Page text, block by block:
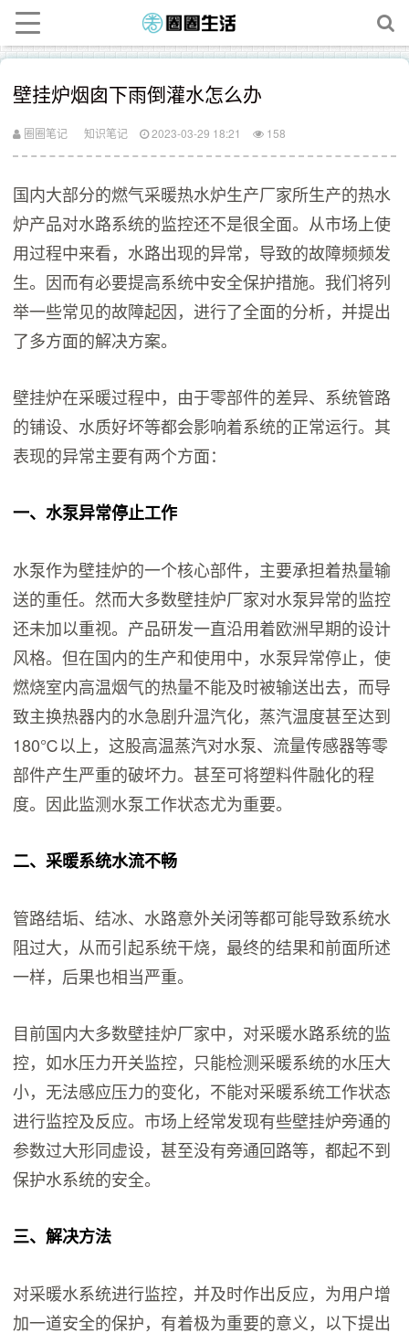
壁挂炉烟囱下雨倒灌水怎么办
圈圈笔记 知识笔记 2023-03-29 18:21 158
国内大部分的燃气采暖热水炉生产厂家所生产的热水
炉产品对水路系统的监控还不是很全面。从市场上使
用过程中来看，水路出现的异常，导致的故障频频发
生。因而有必要提高系统中安全保护措施。我们将列
举一些常见的故障起因，进行了全面的分析，并提出
了多方面的解决方案。
壁挂炉在采暖过程中，由于零部件的差异、系统管路
的铺设、水质好坏等都会影响着系统的正常运行。其
表现的异常主要有两个方面：
一、水泵异常停止工作
水泵作为壁挂炉的一个核心部件，主要承担着热量输
送的重任。然而大多数壁挂炉厂家对水泵异常的监控
还未加以重视。产品研发一直沿用着欧洲早期的设计
风格。但在国内的生产和使用中，水泵异常停止，使
燃烧室内高温烟气的热量不能及时被输送出去，而导
致主换热器内的水急剧升温汽化，蒸汽温度甚至达到
180℃以上，这股高温蒸汽对水泵、流量传感器等零
部件产生严重的破坏力。甚至可将塑料件融化的程
度。因此监测水泵工作状态尤为重要。
二、采暖系统水流不畅
管路结垢、结冰、水路意外关闭等都可能导致系统水
阻过大，从而引起系统干烧，最终的结果和前面所述
一样，后果也相当严重。
目前国内大多数壁挂炉厂家中，对采暖水路系统的监
控，如水压力开关监控，只能检测采暖系统的水压大
小，无法感应压力的变化，不能对采暖系统工作状态
进行监控及反应。市场上经常发现有些壁挂炉旁通的
参数过大形同虚设，甚至没有旁通回路等，都起不到
保护水系统的安全。
三、解决方法
对采暖水系统进行监控，并及时作出反应，为用户增
加一道安全的保护，有着极为重要的意义，以下提出